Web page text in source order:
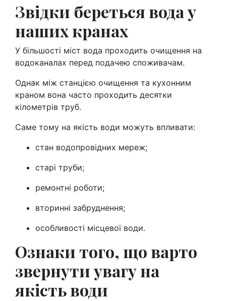
Звідки береться вода у
наших кранах
У більшості міст вода проходить очищення на
водоканалах перед подачею споживачам.
Однак між станцією очищення та кухонним
краном вона часто проходить десятки
кілометрів труб.
Саме тому на якість води можуть впливати:
стан водопровідних мереж;
старі труби;
ремонтні роботи;
вторинні забруднення;
особливості місцевої води.
Ознаки того, що варто
звернути увагу на
якість води